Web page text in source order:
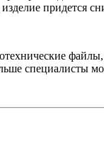
придется
специалисты